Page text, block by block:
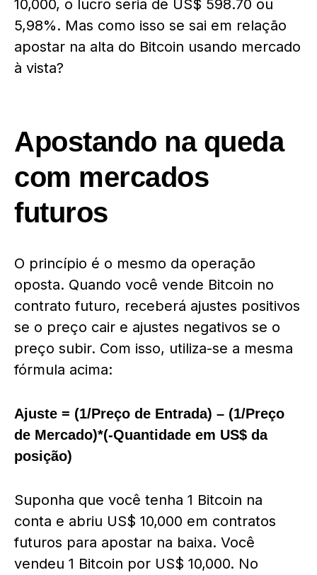
10,000, o lucro seria de US$ 598.70 ou
5,98%. Mas como isso se sai em relação
apostar na alta do Bitcoin usando mercado
à vista?
Apostando na queda
com mercados
futuros
O princípio é o mesmo da operação
oposta. Quando você vende Bitcoin no
contrato futuro, receberá ajustes positivos
se o preço cair e ajustes negativos se o
preço subir. Com isso, utiliza-se a mesma
fórmula acima:
Ajuste = (1/Preço de Entrada) – (1/Preço
de Mercado)*(-Quantidade em US$ da
posição)
Suponha que você tenha 1 Bitcoin na
conta e abriu US$ 10,000 em contratos
futuros para apostar na baixa. Você
vendeu 1 Bitcoin por US$ 10,000. No